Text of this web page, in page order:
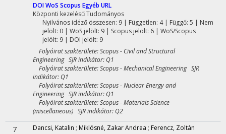
DOIWoS Scopus Egyéb URL
Központi kezelésűTudományos
Nyilvános idéző összesen: 9| Független: 4 | Függő: 5 | Nem
jelölt: 0 | WoS jelölt: 9 | Scopus jelölt: 6 | WoS/Scopus
jelölt: 9 | DOI jelölt: 9
Folyóirat szakterülete: Scopus - Civil and Structural
Engineering SJR indikátor: Q1
Folyóirat szakterülete: Scopus - Mechanical Engineering SJR
indikátor: Q1
Folyóirat szakterülete: Scopus - Nuclear Energy and
Engineering SJR indikátor: Q1
Folyóirat szakterülete: Scopus - Materials Science
(miscellaneous) SJR indikátor: Q2
7 Dancsi, Katalin ; Miklósné, Zakar Andrea ; Ferencz, Zoltán